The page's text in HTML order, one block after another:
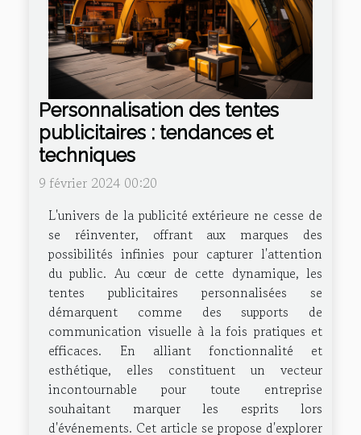
Personnalisation des tentes
publicitaires : tendances et
techniques
9 février 2024 00:20
L'univers de la publicité extérieure ne cesse de
se réinventer, offrant aux marques des
possibilités infinies pour capturer l'attention
du public. Au cœur de cette dynamique, les
tentes publicitaires personnalisées se
démarquent comme des supports de
communication visuelle à la fois pratiques et
efficaces. En alliant fonctionnalité et
esthétique, elles constituent un vecteur
incontournable pour toute entreprise
souhaitant marquer les esprits lors
d'événements. Cet article se propose d'explorer